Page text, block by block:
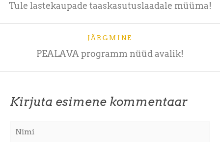
Tule lastekaupade taaskasutuslaadale müüma!
JÄRGMINE
PEALAVA programm nüüd avalik!
Kirjuta esimene kommentaar